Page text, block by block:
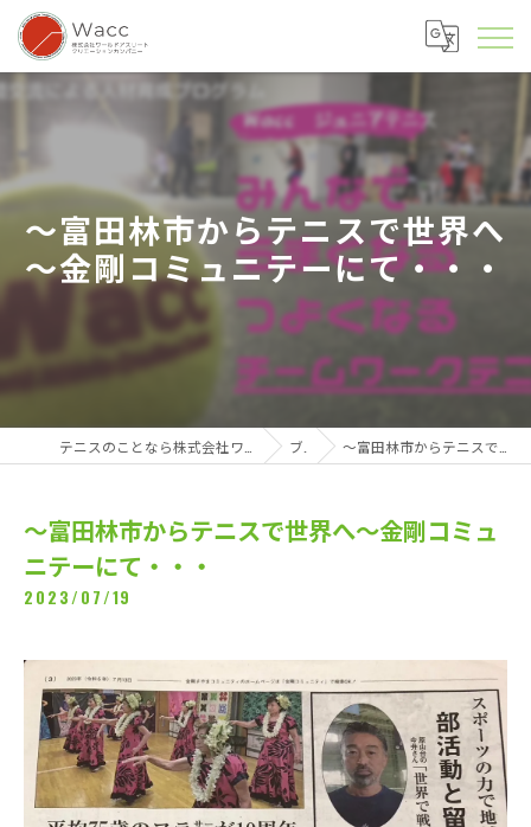
～富田林市からテニスで世界へ
～金剛コミュニテーにて・・・
ブログ ～富田林市からテニスで世界へ～金剛コミュニテーにて・・・
～富田林市からテニスで世界へ～金剛コミュ
ニテーにて・・・
2023/07/19